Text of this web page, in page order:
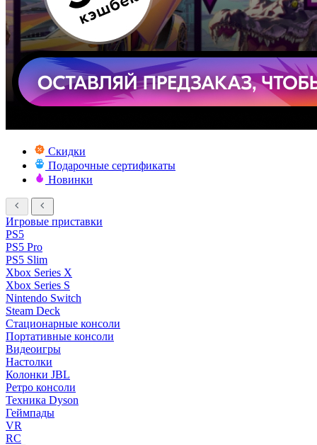
Скидки
Подарочные сертификаты
Новинки
Игровые приставки
PS5
PS5 Pro
PS5 Slim
Xbox Series X
Xbox Series S
Nintendo Switch
Steam Deck
Стационарные консоли
Портативные консоли
Видеоигры
Настолки
Колонки JBL
Ретро консоли
Техника Dyson
Геймпады
VR
RC